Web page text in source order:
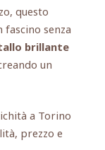
questo
fascino senza
brillante
un
a Torino
prezzo e